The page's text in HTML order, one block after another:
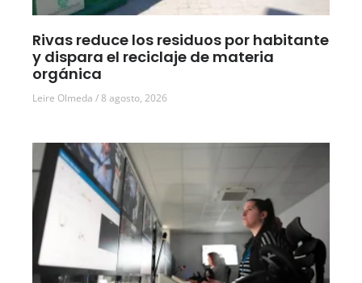
Rivas reduce los residuos por habitante
y dispara el reciclaje de materia
orgánica
Leire Olmeda 8 agosto, 2026